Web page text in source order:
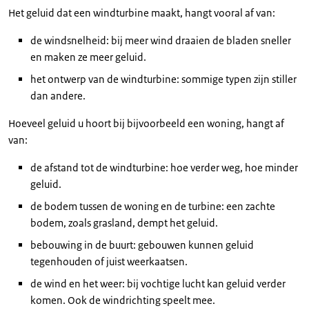
Het geluid dat een windturbine maakt, hangt vooral af van:
de windsnelheid: bij meer wind draaien de bladen sneller
en maken ze meer geluid.
het ontwerp van de windturbine: sommige typen zijn stiller
dan andere.
Hoeveel geluid u hoort bij bijvoorbeeld een woning, hangt af
van:
de afstand tot de windturbine: hoe verder weg, hoe minder
geluid.
de bodem tussen de woning en de turbine: een zachte
bodem, zoals grasland, dempt het geluid.
bebouwing in de buurt: gebouwen kunnen geluid
tegenhouden of juist weerkaatsen.
de wind en het weer: bij vochtige lucht kan geluid verder
komen. Ook de windrichting speelt mee.